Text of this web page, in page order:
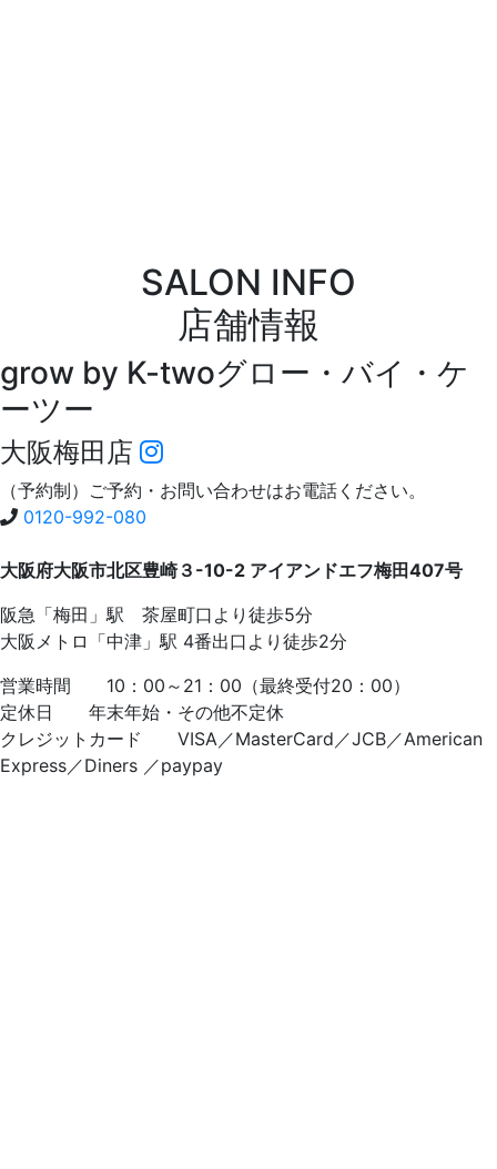
SALON INFO
店舗情報
grow by K-twoグロー・バイ・ケ
ーツー
大阪梅田店
（予約制）ご予約・お問い合わせはお電話ください。
0120-992-080
大阪府大阪市北区豊崎３-10-2 アイアンドエフ梅田407号
阪急「梅田」駅 茶屋町口より徒歩5分
大阪メトロ「中津」駅 4番出口より徒歩2分
営業時間 10：00～21：00（最終受付20：00）
定休日 年末年始・その他不定休
クレジットカード VISA／MasterCard／JCB／American
Express／Diners ／paypay